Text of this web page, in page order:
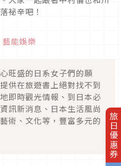
旅日優惠券
祕辛吧！
藝能娛樂
旺盛的日系女子們的願
供在旅遊書上絕對找不到
即時觀光情報、到日本必
訊新消息、日本生活風尚
術、文化等，豐富多元的